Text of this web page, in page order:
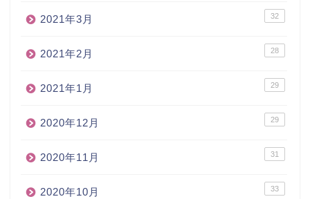
2021年3月 32
2021年2月 28
2021年1月 29
2020年12月 29
2020年11月 31
2020年10月 33